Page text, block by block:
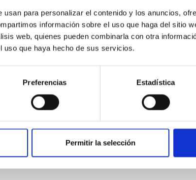
usan para personalizar el contenido y los anuncios,
información sobre el uso que haga del sitio
web, quienes pueden combinarla con otra
uso que haya hecho de sus servicios.
Preferencias Estadística
Permitir la selección
EL SOL DESDE TENERIFE.
Vázquez Abeledo.
un archipiélago en medio del Atlántico. En
la época histórica han llamado la atención, primero
12/2019